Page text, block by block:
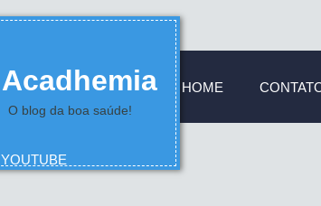
Acadhemia
O blog da boa saúde!
HOME
YOUTUBE